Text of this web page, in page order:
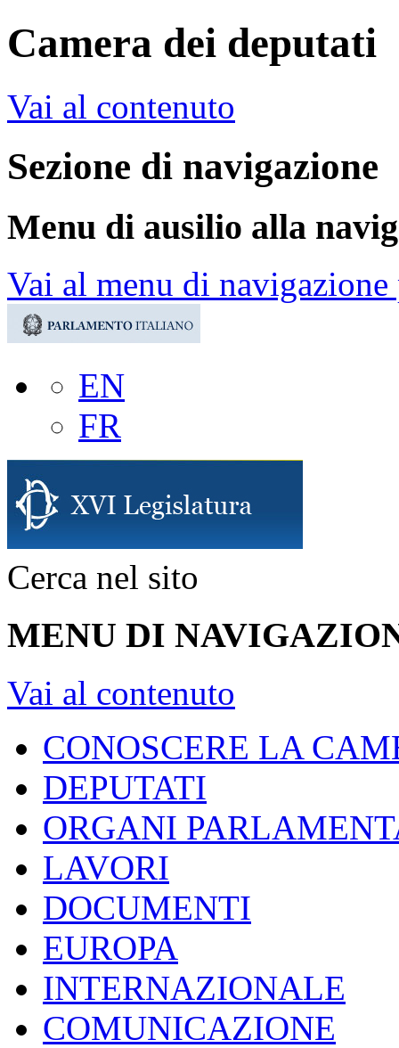
Camera dei deputati
Vai al contenuto
Sezione di navigazione
Menu di ausilio alla
Vai al menu di
EN
FR
Cerca nel sito
MENU DI
Vai al contenuto
CONOSCERE LA
DEPUTATI
ORGANI
LAVORI
DOCUMENTI
EUROPA
INTERNAZIONALE
COMUNICAZIONE